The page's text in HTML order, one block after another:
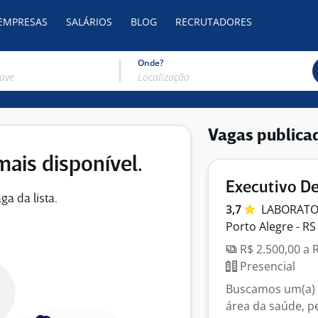
SALÁRIOS BLOG RECRUTADORES
Onde?
disponível.
da lista.
Vagas
Executivo
3,7
Porto Alegre - RS
R$ 2.500,00 a
Presencial
Buscamos
área da saúde,